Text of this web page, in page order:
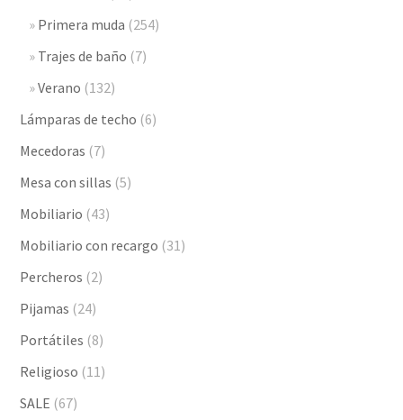
Primera muda (254)
Trajes de baño (7)
Verano (132)
Lámparas de techo (6)
Mecedoras (7)
Mesa con sillas (5)
Mobiliario (43)
Mobiliario con recargo (31)
Percheros (2)
Pijamas (24)
Portátiles (8)
Religioso (11)
SALE (67)